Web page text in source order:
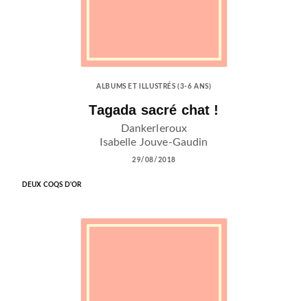
ALBUMS ET ILLUSTRÉS (3-6 ANS)
Tagada sacré chat !
Dankerleroux
Isabelle Jouve-Gaudin
29/08/2018
DEUX COQS D'OR